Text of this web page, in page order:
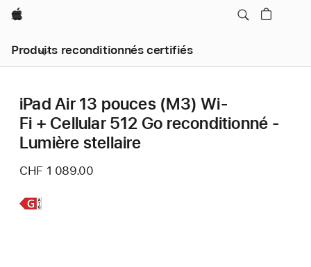
Apple
Produits reconditionnés certifiés
iPad Air 13 pouces (M3) Wi-
Fi + Cellular 512 Go reconditionné -
Lumière stellaire
CHF 1 089.00
En